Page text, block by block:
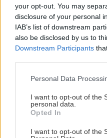
your opt-out. You may
disclosure of your personal
IAB’s list of downstream
also be disclosed by us to
Downstream Participants
Personal Data
I want to opt-out of the
personal data.
Opted In
I want to opt-out of the
Δείτε αν το έχετε
ΠΕΡΙΕΡΓΑ -
Αυτή είναι η
μετεγκατάσκαση το
Ευρώπη!
ΚΡΗΤΗ
Πέφτει άσφαλτος
Ικάρου
Όλες
ΠΕΡΙΣΣΟΤΕΡΑ